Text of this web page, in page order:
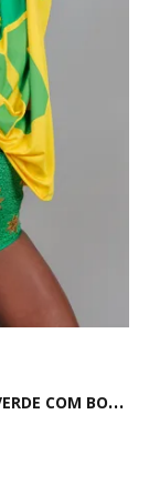
S
HORT HOT PANT PAETÊ VERDE COM BORDADO DE ESTRELAS DOURADAS